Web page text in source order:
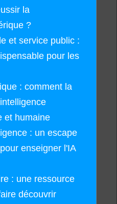
la
?
et service public :
pour les
: comment la
et humaine
: un escape
enseigner l'IA
: une ressource
découvrir